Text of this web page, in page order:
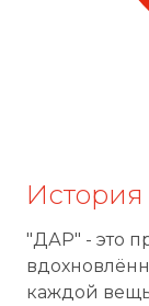
"ДАР" - это
каждой